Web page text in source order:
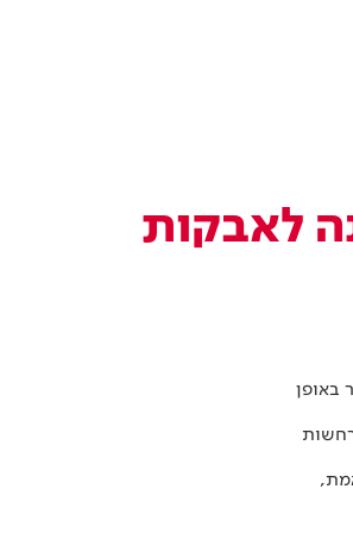
לאבקות
באופן